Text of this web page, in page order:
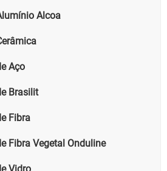
Alcoa
Aço
Brasilit
Fibra
Fibra Vegetal Onduline